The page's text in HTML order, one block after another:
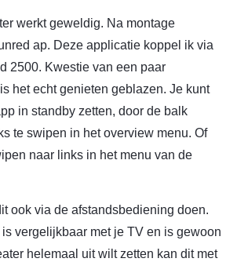
werkt geweldig. Na montage
ap. Deze applicatie koppel ik via
2500. Kwestie van een paar
het echt genieten geblazen. Je kunt
in standby zetten, door de balk
te swipen in het overview menu. Of
naar links in het menu van de
ook via de afstandsbediening doen.
vergelijkbaar met je TV en is gewoon
helemaal uit wilt zetten kan dit met